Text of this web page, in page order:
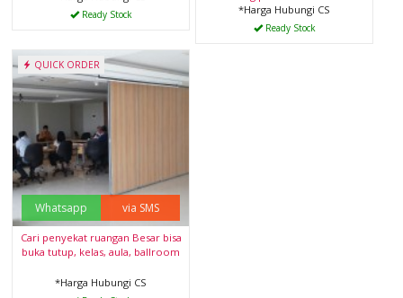
Ready Stock
*Harga Hubungi CS
Ready Stock
QUICK ORDER
Whatsapp via SMS
Cari penyekat ruangan Besar bisa
buka tutup, kelas, aula, ballroom
*Harga Hubungi CS